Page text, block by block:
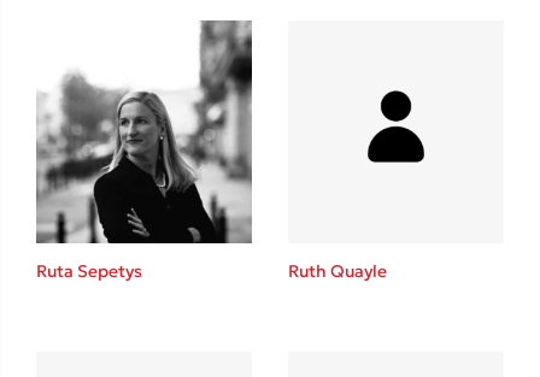
Ruta Sepetys Ruth Quayle